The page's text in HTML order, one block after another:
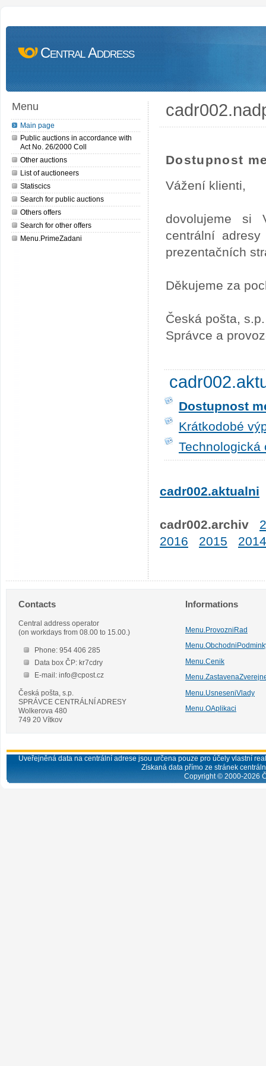
Central Address
Menu
Main page
Public auctions in accordance with
Act No. 26/2000 Coll
Other auctions
List of auctioneers
Statiscics
Search for public auctions
Others offers
Search for other offers
Menu.PrimeZadani
Dostupnost
Vážení klienti,
dovolujeme si
centrální
prezentačních
Děkujeme za
Česká pošta, s.p.
Správce a
Dostupnost
Krátkodobé
Technologická
cadr002.aktualni
cadr002.archiv
2016
2015 2014
Contacts
Central address operator
(on workdays from 08.00 to 15.00.)
Phone: 954 406 285
Data box ČP: kr7cdry
E-mail: info@cpost.cz
Česká pošta, s.p.
SPRÁVCE CENTRÁLNÍ ADRESY
Wolkerova 480
749 20 Vítkov
Informations
Menu.ProvozniRad
Menu.Cenik
Menu.UsneseniVlady
Menu.OAplikaci
Uveřejněná data na centrální adrese jsou určena pouze pro účely vlastní
Získaná data přímo ze stránek
Copyright © 2000-2026